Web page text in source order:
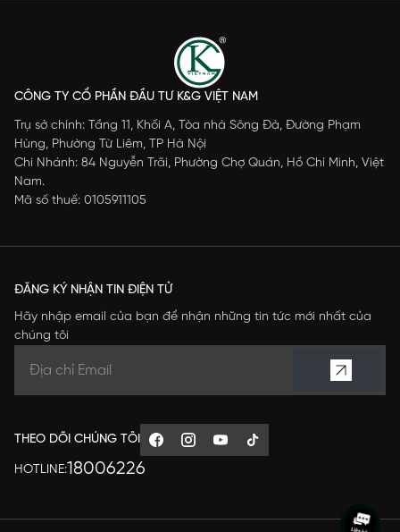
CÔNG TY CỔ PHẦN ĐẦU TƯ K&G VIỆT NAM
Trụ sở chính: Tầng 11, Khối A, Tòa nhà Sông Đà, Đường Phạm
Hùng, Phường Từ Liêm, TP Hà Nội
Chi Nhánh: 84 Nguyễn Trãi, Phường Chợ Quán, Hồ Chí Minh, Việt
Nam.
Mã số thuế: 0105911105
ĐĂNG KÝ NHẬN TIN ĐIỆN TỬ
Hãy nhập email của bạn để nhận những tin tức mới nhất của
chúng tôi
THEO DÕI CHÚNG TÔI
HOTLINE:18006226